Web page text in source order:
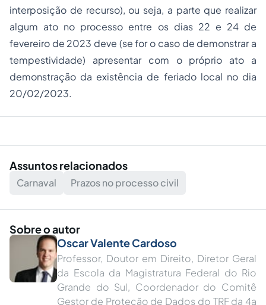
interposição de recurso), ou seja, a parte que realizar
algum ato no processo entre os dias 22 e 24 de
fevereiro de 2023 deve (se for o caso de demonstrar a
tempestividade) apresentar com o próprio ato a
demonstração da existência de feriado local no dia
20/02/2023.
Assuntos relacionados
Carnaval Prazos no processo civil
Sobre o autor
Oscar Valente Cardoso
Professor, Doutor em Direito, Diretor Geral
da Escola da Magistratura Federal do Rio
Grande do Sul, Coordenador do Comitê
Gestor de Proteção de Dados do TRF da 4a